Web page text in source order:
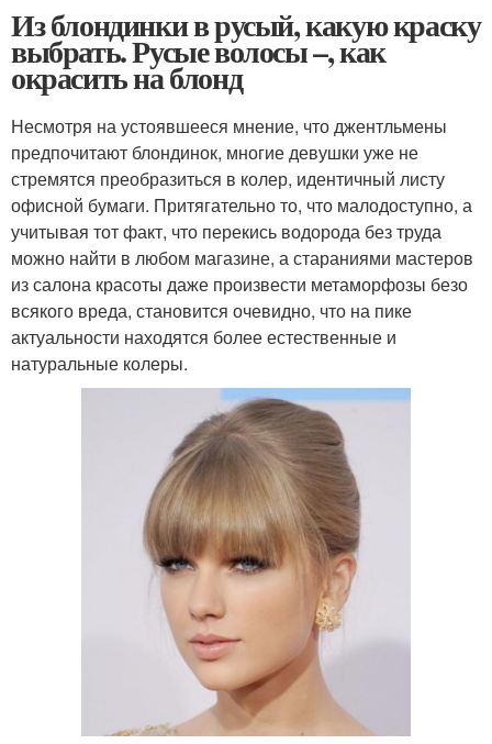
Из блондинки в русый, какую краску
выбрать. Русые волосы –, как
окрасить на блонд
Несмотря на устоявшееся мнение, что джентльмены
предпочитают блондинок, многие девушки уже не
стремятся преобразиться в колер, идентичный листу
офисной бумаги. Притягательно то, что малодоступно, а
учитывая тот факт, что перекись водорода без труда
можно найти в любом магазине, а стараниями мастеров
из салона красоты даже произвести метаморфозы безо
всякого вреда, становится очевидно, что на пике
актуальности находятся более естественные и
натуральные колеры.